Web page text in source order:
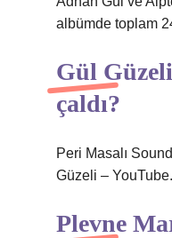
albümde toplam
Gül
çaldı?
Peri Masalı
Güzeli – YouTube.
Plevne